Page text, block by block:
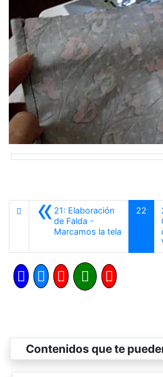
«21: Elaboración
de Falda -
Marcamos la tela
22
Contenidos que te